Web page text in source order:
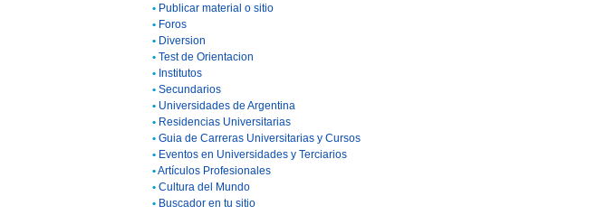
• Publicar material o sitio
• Foros
• Diversion
• Test de Orientacion
• Institutos
• Secundarios
• Universidades de Argentina
• Residencias Universitarias
• Guia de Carreras Universitarias y Cursos
• Eventos en Universidades y Terciarios
•Artículos Profesionales
• Cultura del Mundo
• Buscador en tu sitio